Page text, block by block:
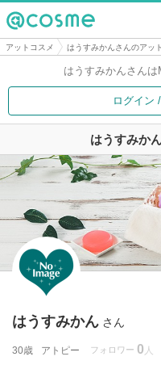
@cosme
アットコスメ はうすみかんさんのアッ
はうすみかんさんは
ログイン
はうすみか
はうすみかん さん
30歳 アトピー フォロワー 0